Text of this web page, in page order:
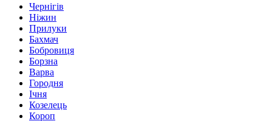
Чернігів
Ніжин
Прилуки
Бахмач
Бобровиця
Борзна
Варва
Городня
Ічня
Козелець
Короп